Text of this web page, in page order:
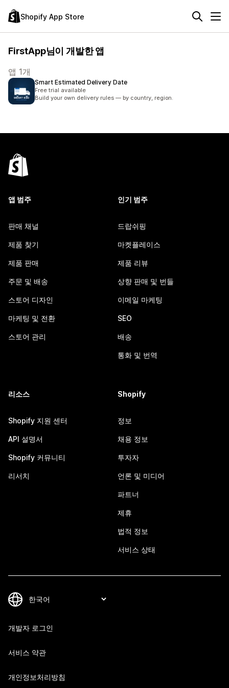
Shopify App Store
FirstApp님이 개발한 앱
앱 1개
Smart Estimated Delivery Date
Free trial available
Build your own delivery rules — by country, region.
앱 범주
판매 채널
제품 찾기
제품 판매
주문 및 배송
스토어 디자인
마케팅 및 전환
스토어 관리
인기 범주
드랍쉬핑
마켓플레이스
제품 리뷰
상향 판매 및 번들
이메일 마케팅
SEO
배송
통화 및 번역
리소스
Shopify 지원 센터
API 설명서
Shopify 커뮤니티
리서치
Shopify
정보
채용 정보
투자자
언론 및 미디어
파트너
제휴
법적 정보
서비스 상태
개발자 로그인
서비스 약관
개인정보처리방침